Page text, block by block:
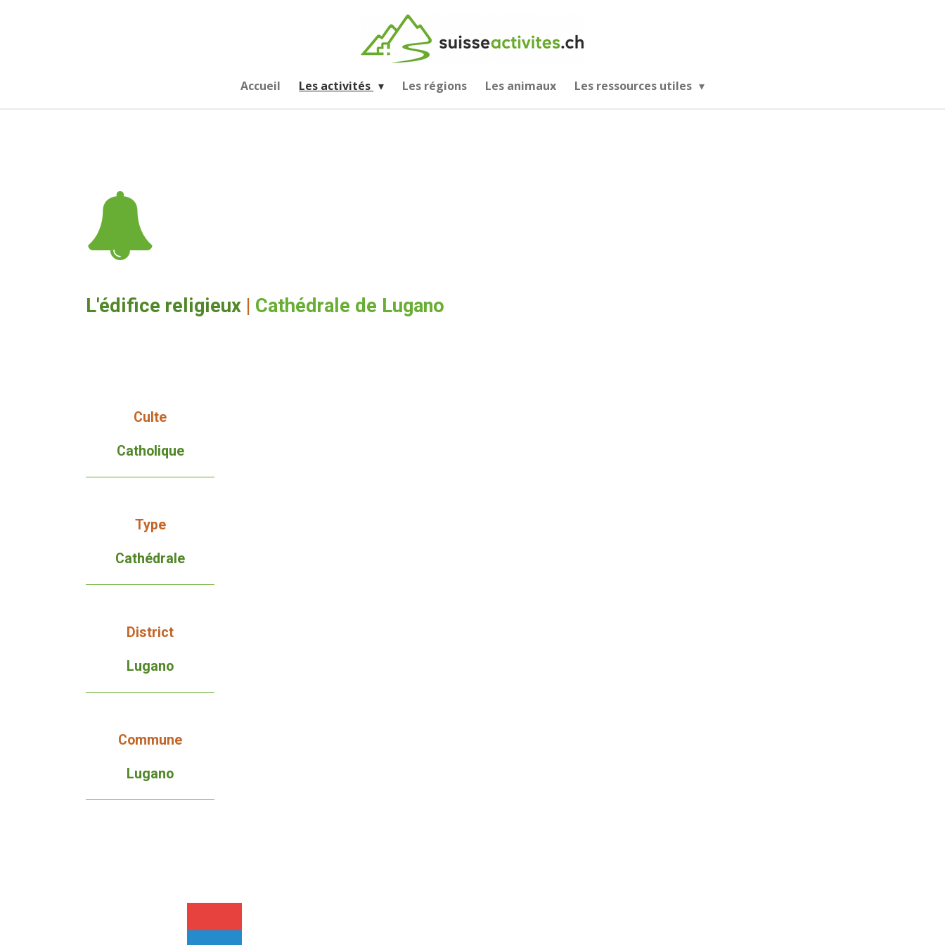
Accueil Les activités Les régions Les animaux Les ressources utiles
L'édifice religieux Cathédrale de Lugano
Culte
Catholique
Type
Cathédrale
District
Lugano
Commune
Lugano